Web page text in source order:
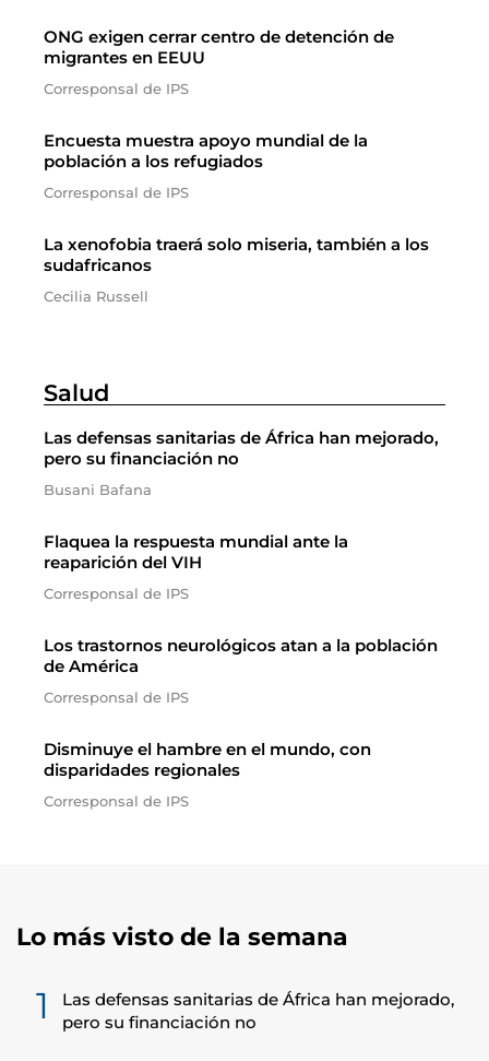
ONG exigen cerrar centro de detención de
migrantes en EEUU
Corresponsal de IPS
Encuesta muestra apoyo mundial de la
población a los refugiados
Corresponsal de IPS
La xenofobia traerá solo miseria, también a los
sudafricanos
Cecilia Russell
Salud
Las defensas sanitarias de África han mejorado,
pero su financiación no
Busani Bafana
Flaquea la respuesta mundial ante la
reaparición del VIH
Corresponsal de IPS
Los trastornos neurológicos atan a la población
de América
Corresponsal de IPS
Disminuye el hambre en el mundo, con
disparidades regionales
Corresponsal de IPS
Lo más visto de la semana
1
Las defensas sanitarias de África han mejorado,
pero su financiación no